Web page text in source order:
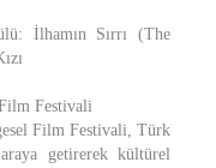
İlhamın Sırrı (The
Festivali
Film Festivali, Türk
getirerek kültürel